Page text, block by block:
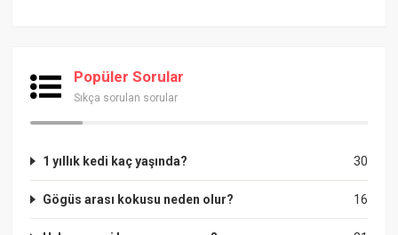
Popüler Sorular
Sıkça sorulan sorular
30
1 yıllık kedi kaç yaşında?
16
Gögüs arası kokusu neden olur?